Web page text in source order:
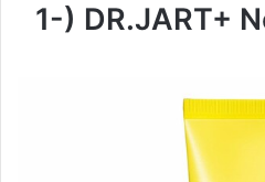
1-) DR.JART+